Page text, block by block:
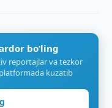
bo‘ling
reportajlar va tezkor
kuzatib